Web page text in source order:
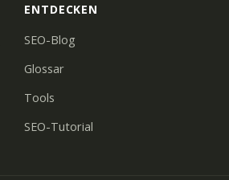
ENTDECKEN
SEO-Blog
Glossar
Tools
SEO-Tutorial